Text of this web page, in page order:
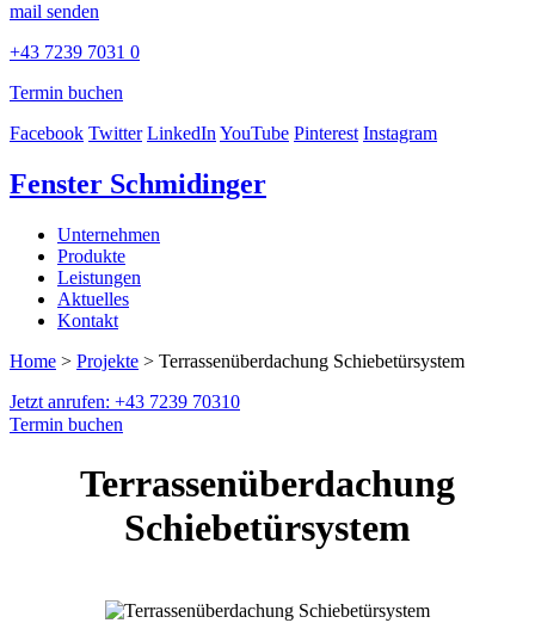
mail senden
+43 7239 7031 0
Termin buchen
Facebook Twitter LinkedInYouTube Pinterest Instagram
Fenster Schmidinger
Unternehmen
Produkte
Leistungen
Aktuelles
Kontakt
Home > Projekte > Terrassenüberdachung Schiebetürsystem
Jetzt anrufen: +43 7239 70310
Termin buchen
Terrassenüberdachung
Schiebetürsystem